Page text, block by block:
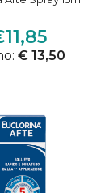
€ 13,50